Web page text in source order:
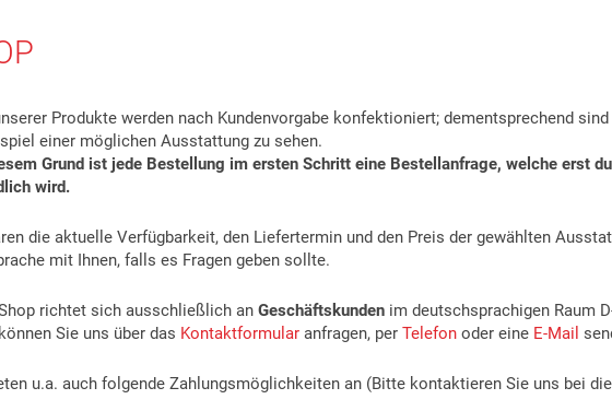
Produkte werden nach Kundenvorgabe konfektioniert; dementsprechend
einer möglichen Ausstattung zu sehen.
Grund ist jede Bestellung im ersten Schritt eine Bestellanfrage, welche erst
wird.
die aktuelle Verfügbarkeit, den Liefertermin und den Preis der gewählten
mit Ihnen, falls es Fragen geben sollte.
richtet sich ausschließlich an Geschäftskundenim deutschsprachigen Raum
Sie uns über das Kontaktformularanfragen, per Telefonoder eine E-Mail
u.a. auch folgende Zahlungsmöglichkeiten an (Bitte kontaktieren Sie uns bei